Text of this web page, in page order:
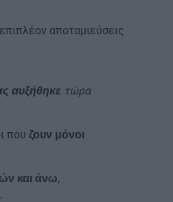
αποταμιεύσεις
αυξήθηκε τώρα
που ζουν μόνοι
και άνω,